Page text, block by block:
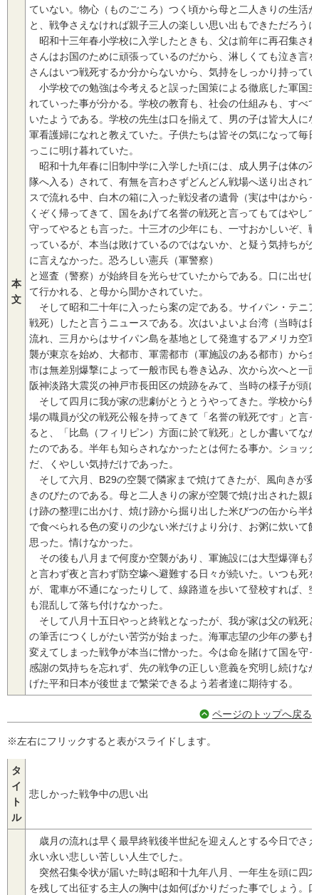
本
文
ていない。物心（ものごころ）つく頃から母と二人きりの生活
と、戦争さえなければ親子三人の楽しい思い出もできただろう
昭和十三年春小学校に入学したときも、父は前年に再召集さ
さんはお国のために頑張っているのだから、淋しくても泣き言
さんはいつ戦死するか分からないから、気持をしっかり持って
小学校での勉強は今考えると誤った国策による徹底した軍国
れていった事が分かる。学校の教育も、社会の仕組みも、すべ
いたようである。学校の先生は口を揃えて、男の子は皆大人に
軍看護婦になれと教えていた。子供たちは皆その気になって毎
っこに明け暮れていた。
昭和十九年春に旧制中学に入学した頃には、成人男子は体の
隊へ入る）されて、有無を言わさずどんどん戦場へ送り出され
スで流れる中、白木の箱に入った戦没者の遺骨（実は中はから
くぞく帰ってきて、国をあげて名誉の戦死と言ってもてはやし
守ってやるとも言った。十三才の少年にも、一寸おかしいぞ、
っているが、本当は敗けているのではないか、と疑う気持ちが
に言えなかった。恐ろしい憲兵（軍警察）
と巡査（警察）が始終目を光らせていたからである。口に出せ
て行かれる、と母から聞かされていた。
そして昭和二十年に入ったら案の定である。サイパン・テニ
戦死）したと言うニュースである。次はいよいよ台湾（当時は
流れ、三月からはサイパン島を基地として発進するアメリカ空
襲が東京を始め、大都市、軍需都市（軍施設のある都市）から
市は無差別爆撃によって一般市民も巻き込み、次から次へと一
阪神淡路大震災の神戸市長田区の焼跡をみて、当時の様子が頭
そして四月に我が家の悲劇がとうとうやってきた。学校から
場の職員が父の戦死公報を持ってきて「名誉の戦死です」と言
ると、「比島（フィリピン）方面に於て戦死」としか書いてな
たのである。半年も知らされなかったとは何たる事か。ショッ
だ、くやしい気持だけであった。
そして六月、B29の空襲で隣家まで焼けてきたが、風向きが
きのびたのである。母と二人きりの家が空襲で焼け出された親
け跡の整理に出かけ、焼け跡から掘り出した米びつの缶から半
で食べられる色の変りの少ない米だけより分け、お粥に炊いて
思った。情けなかった。
その後も八月まで何度か空襲があり、軍施設には大型爆弾も
と言わず夜と言わず防空壕へ避難する日々が続いた。いつも死
が、電車が不通になったりして、線路道を歩いて登校すれば、
も混乱して落ち付けなかった。
そして八月十五日やっと終戦となったが、我が家は父の戦死
の筆舌につくしがたい苦労が始まった。海軍志望の少年の夢も
変えてしまった戦争が本当に憎かった。今は命を賭けて国を守
感謝の気持ちを忘れず、先の戦争の正しい意義を究明し続けな
げた平和日本が後世まで繁栄できるよう若者達に期待する。
ページのトップへ戻る
※左右にフリックすると表がスライドします。
タ
イ
ト
ル
悲しかった戦争中の思い出
歳月の流れは早く最早終戦後半世紀を迎えんとする今日でさ
永い永い悲しい苦しい人生でした。
突然召集令状が届いた時は昭和十九年八月、一年生を頭に四
を残して出征する主人の胸中は如何ばかりだった事でしょう。